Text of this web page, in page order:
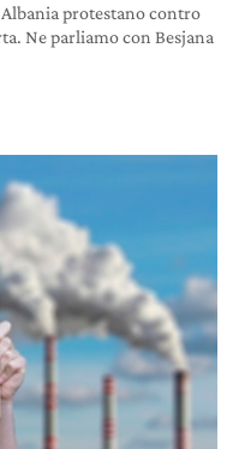
protestano contro
Ne parliamo con Besjana